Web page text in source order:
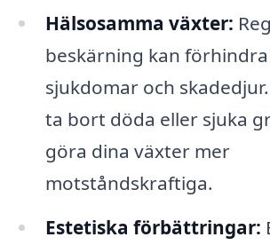
Hälsosamma växter:
beskärning kan
sjukdomar och
ta bort döda eller sjuka
göra dina växter mer
motståndskraftiga.
Estetiska förbättringar: